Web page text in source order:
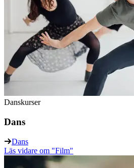
Danskurser
Dans
Dans
Läs vidare om "Film"